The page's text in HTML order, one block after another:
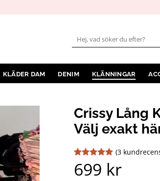
Sök
efter:
KLÄDER DAM DENIM KLÄNNINGAR
Crissy Lång
Välj exakt
Betygsatt 5
av 5
3
(3
699 kr